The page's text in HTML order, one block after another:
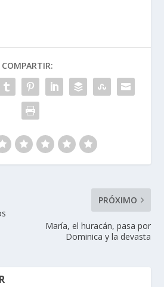
COMPARTIR:
PRÓXIMO
María, el huracán, pasa por
Dominica y la devasta